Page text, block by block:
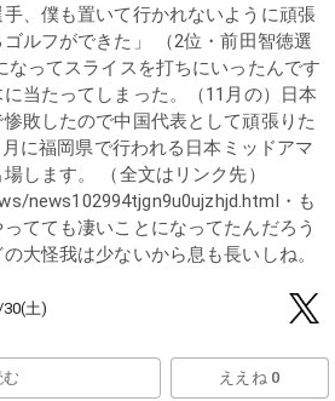
手、僕も置いて行かれないように頑張
ルフができた」 （2位・前田智徳選
なってスライスを打ちにいったんです
当たってしまった。（11月の）日本
敗したので中国代表として頑張りた
に福岡県で行われる日本ミッドアマ
します。 （全文はリンク先）
news102994tjgn9u0ujzhjd.html・も
てても凄いことになってたんだろう
大怪我は少ないから息も長いしね。
土)
ええね 0